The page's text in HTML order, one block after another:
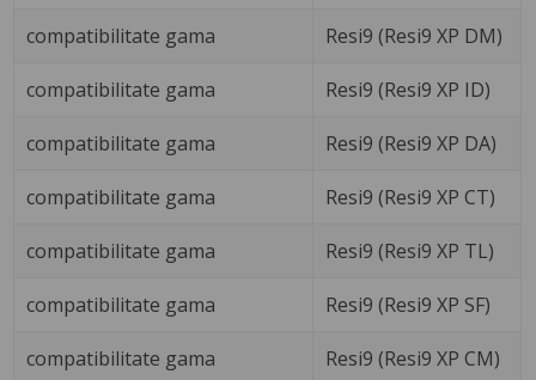
compatibilitate gama Resi9 (Resi9 XP DM)
compatibilitate gama Resi9 (Resi9 XP ID)
compatibilitate gama Resi9 (Resi9 XP DA)
compatibilitate gama Resi9 (Resi9 XP CT)
compatibilitate gama Resi9 (Resi9 XP TL)
compatibilitate gama Resi9 (Resi9 XP SF)
compatibilitate gama Resi9 (Resi9 XP CM)